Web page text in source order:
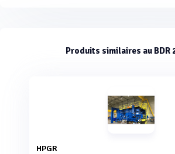
Produits similaires au BDR
HPGR